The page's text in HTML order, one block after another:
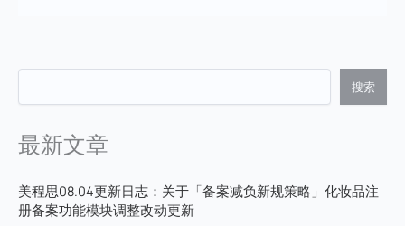
搜索
最新文章
美程思08.04更新日志：关于「备案减负新规策略」化妆品注
册备案功能模块调整改动更新